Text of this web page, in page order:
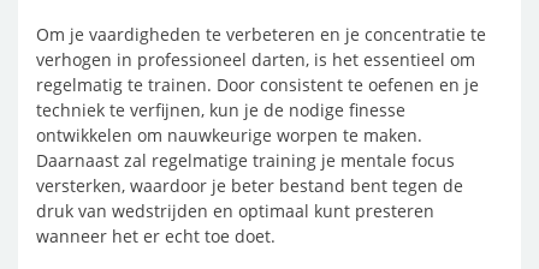
Om je vaardigheden te verbeteren en je concentratie te
verhogen in professioneel darten, is het essentieel om
regelmatig te trainen. Door consistent te oefenen en je
techniek te verfijnen, kun je de nodige finesse
ontwikkelen om nauwkeurige worpen te maken.
Daarnaast zal regelmatige training je mentale focus
versterken, waardoor je beter bestand bent tegen de
druk van wedstrijden en optimaal kunt presteren
wanneer het er echt toe doet.